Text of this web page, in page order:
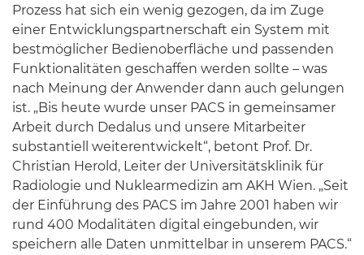
Prozess hat sich ein wenig gezogen, da im Zuge
einer Entwicklungspartnerschaft ein System mit
bestmöglicher Bedienoberfläche und passenden
Funktionalitäten geschaffen werden sollte – was
nach Meinung der Anwender dann auch gelungen
ist. „Bis heute wurde unser PACS in gemeinsamer
Arbeit durch Dedalus und unsere Mitarbeiter
substantiell weiterentwickelt“, betont Prof. Dr.
Christian Herold, Leiter der Universitätsklinik für
Radiologie und Nuklearmedizin am AKH Wien. „Seit
der Einführung des PACS im Jahre 2001 haben wir
rund 400 Modalitäten digital eingebunden, wir
speichern alle Daten unmittelbar in unserem PACS.“